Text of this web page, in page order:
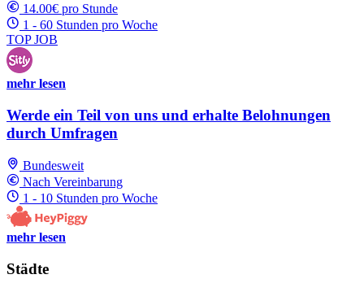
14.00€ pro Stunde
1 - 60 Stunden pro Woche
TOP JOB
mehr lesen
Werde ein Teil von uns und erhalte Belohnungen
durch Umfragen
Bundesweit
Nach Vereinbarung
1 - 10 Stunden pro Woche
mehr lesen
Städte